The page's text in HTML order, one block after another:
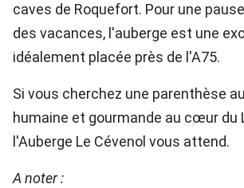
caves de Roquefort. Pour une
des vacances, l'auberge est une
idéalement placée près de l'A75.
Si vous cherchez une parenthèse
humaine et gourmande au cœur du
l'Auberge Le Cévenol vous attend.
A noter :